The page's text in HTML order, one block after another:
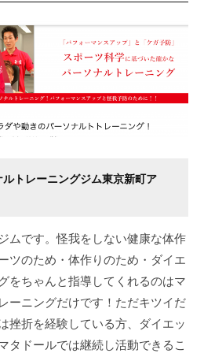
トレーニングジム東京新町ア
ムです。怪我をしない健康な体作
ツのため・体作りのため・ダイエ
をちゃんと指導してくれるのはマ
ーニングだけです！ただキツイだ
挫折を経験している方、ダイエッ
タドールでは継続し活動できるこ